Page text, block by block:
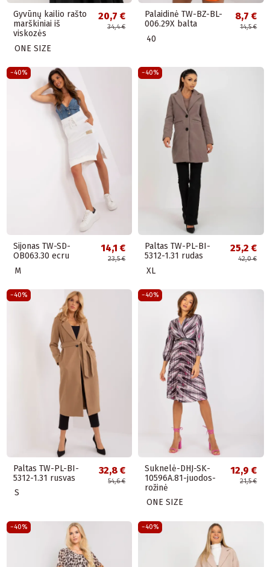
Gyvūnų kailio rašto
marškiniai iš
viskozės
20,7 €
34,4 €
ONE SIZE
Palaidinė TW-BZ-BL-
006.29X balta
8,7 €
14,5 €
40
−40%
Sijonas TW-SD-
OB063.30 ecru
14,1 €
23,5 €
M
−40%
Paltas TW-PL-BI-
5312-1.31 rudas
25,2 €
42,0 €
XL
−40%
Paltas TW-PL-BI-
5312-1.31 rusvas
32,8 €
54,6 €
S
−40%
Suknelė-DHJ-SK-
10596A.81-juodos-
rožinė
12,9 €
21,5 €
ONE SIZE
−40% −40%